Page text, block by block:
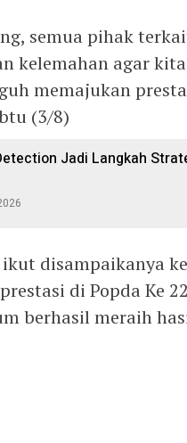
semua pihak
kelemahan agar
memajukan
(3/8)
Jadi Langkah
disampaikanya
di Popda Ke
berhasil meraih